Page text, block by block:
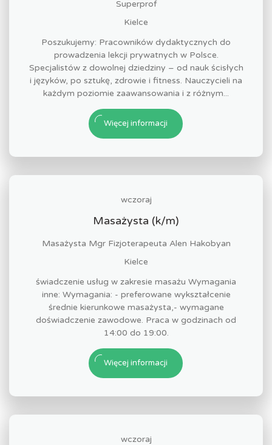
Superprof
Kielce
Poszukujemy: Pracowników dydaktycznych do
prowadzenia lekcji prywatnych w Polsce.
Specjalistów z dowolnej dziedziny – od nauk ścisłych
i języków, po sztukę, zdrowie i fitness. Nauczycieli na
każdym poziomie zaawansowania i z różnym...
Więcej informacji
wczoraj
Masażysta (k/m)
Masażysta Mgr Fizjoterapeuta Alen Hakobyan
Kielce
świadczenie usług w zakresie masażu Wymagania
inne: Wymagania: - preferowane wykształcenie
średnie kierunkowe masażysta,- wymagane
doświadczenie zawodowe. Praca w godzinach od
14:00 do 19:00.
Więcej informacji
wczoraj